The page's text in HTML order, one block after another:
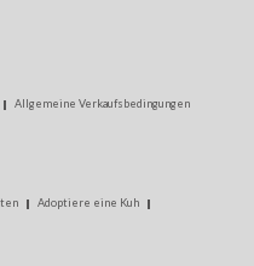
Allgemeine Verkaufsbedingungen
Adoptiere eine Kuh